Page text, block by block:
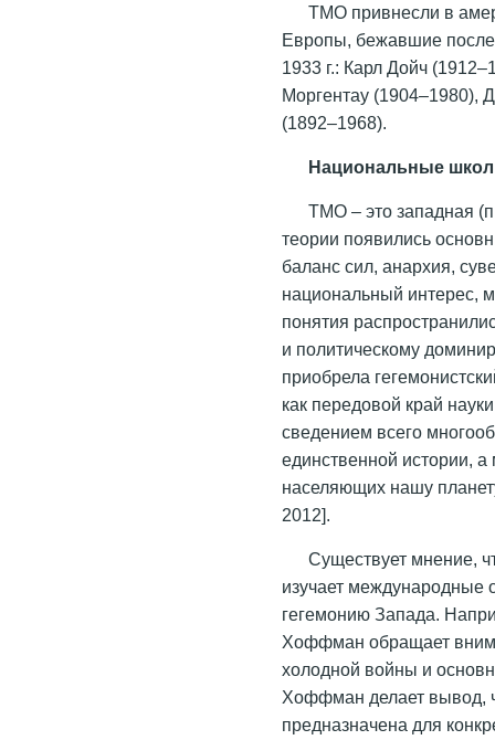
ТМО привнесли в
Европы, бежавшие после
1933 г.: Карл Дойч
Моргентау (1904–1980),
(1892–1968).
Национальные
ТМО – это западная
теории появились
баланс сил, анархия,
национальный интерес,
понятия
и политическому
приобрела
как передовой край
сведением всего
единственной истории,
населяющих нашу
2012].
Существует мнение,
изучает международные
гегемонию Запада.
Хоффман обращает
холодной войны и
Хоффман делает вывод,
предназначена для